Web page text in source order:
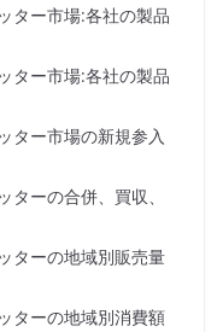
ター市場:各社の製品
ター市場:各社の製品
ター市場の新規参入
ターの合併、買収、
ターの地域別販売量
ターの地域別消費額